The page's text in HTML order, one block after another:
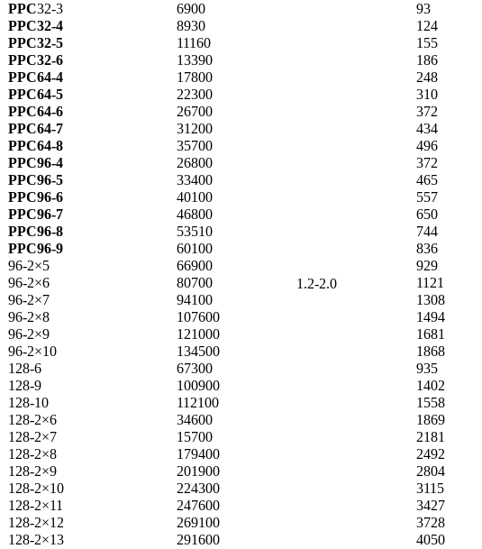
PPC32-3 6900
1.2-2.0
93
PPC32-4
8930 124
PPC32-5
11160 155
PPC32-6
13390 186
PPC64-4
17800 248
PPC64-5
22300 310
PPC64-6
26700 372
PPC64-7
31200 434
PPC64-8
35700 496
PPC96-4
26800 372
PPC96-5
33400 465
PPC96-6
40100 557
PPC96-7
46800 650
PPC96-8
53510 744
PPC96-9
60100 836
96-2×5
66900 929
96-2×6
80700 1121
96-2×7
94100 1308
96-2×8
107600 1494
96-2×9
121000 1681
96-2×10
134500 1868
128-6
67300 935
128-9
100900 1402
128-10
112100 1558
128-2×6
34600 1869
128-2×7
15700 2181
128-2×8
179400 2492
128-2×9
201900 2804
128-2×10
224300 3115
128-2×11
247600 3427
128-2×12
269100 3728
128-2×13
291600 4050